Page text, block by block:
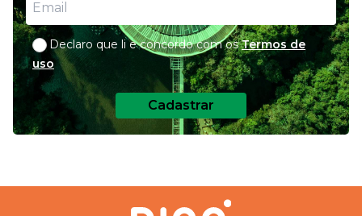
Declaro que li e concordo com os Termos de
uso
Cadastrar